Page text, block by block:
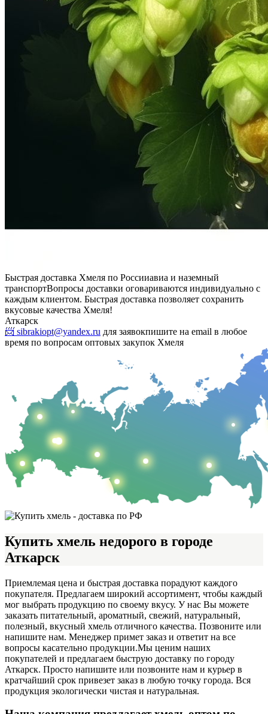
Быстрая доставка Хмеля по Россииавиа и наземный
транспортВопросы доставки оговариваются индивидуально с
каждым клиентом. Быстрая доставка позволяет сохранить
вкусовые качества Хмеля!
Аткарск
📨 sibrakiopt@yandex.ru для заявокпишите на email в любое
время по вопросам оптовых закупок Хмеля
Купить хмель недорого в городе
Аткарск
Приемлемая цена и быстрая доставка порадуют каждого
покупателя. Предлагаем широкий ассортимент, чтобы каждый
мог выбрать продукцию по своему вкусу. У нас Вы можете
заказать питательный, ароматный, свежий, натуральный,
полезный, вкусный хмель отличного качества. Позвоните или
напишите нам. Менеджер примет заказ и ответит на все
вопросы касательно продукции.Мы ценим наших
покупателей и предлагаем быструю доставку по городу
Аткарск. Просто напишите или позвоните нам и курьер в
кратчайший срок привезет заказ в любую точку города. Вся
продукция экологически чистая и натуральная.